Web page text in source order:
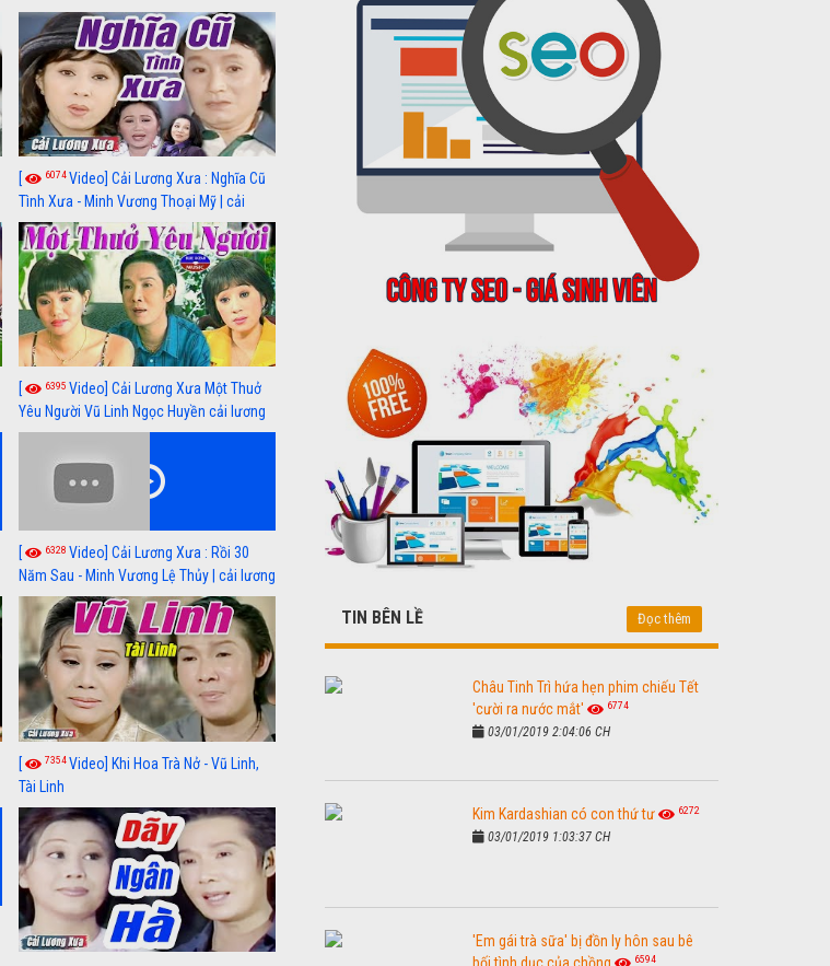
[ 6074Video] Cải Lương Xưa : Nghĩa Cũ
Tình Xưa - Minh Vương Thoại Mỹ | cải
lương xã hội hay nhất
[ 6395 Video] Cải Lương Xưa Một Thuở
Yêu Người Vũ Linh Ngọc Huyền cải lương
xã hội hay nhất
[ 6328 Video] Cải Lương Xưa : Rồi 30
Năm Sau - Minh Vương Lệ Thủy | cải lương
xã hội hay nhất
[ 7354Video] Khi Hoa Trà Nở - Vũ Linh,
Tài Linh
TIN BÊN LỀ Đọc thêm
Châu Tinh Trì hứa hẹn phim chiếu Tết
'cười ra nước mắt'
6774
03/01/2019 2:04:06 CH
Kim Kardashian có con thứ tư 6272
03/01/2019 1:03:37 CH
'Em gái trà sữa' bị đồn ly hôn sau bê
6594